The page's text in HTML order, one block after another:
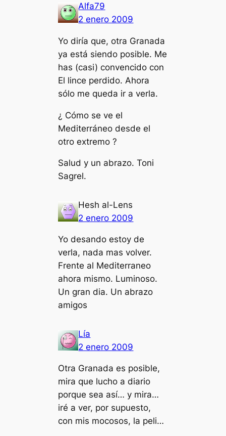
Alfa79
2 enero 2009
Yo diría que, otra Granada
ya está siendo posible. Me
has (casi) convencido con
El lince perdido. Ahora
sólo me queda ir a verla.
¿ Cómo se ve el
Mediterráneo desde el
otro extremo ?
Salud y un abrazo. Toni
Sagrel.
Hesh al-Lens
2 enero 2009
Yo desando estoy de
verla, nada mas volver.
Frente al Mediterraneo
ahora mismo. Luminoso.
Un gran dia. Un abrazo
amigos
Lía
2 enero 2009
Otra Granada es posible,
mira que lucho a diario
porque sea así… y mira…
iré a ver, por supuesto,
con mis mocosos, la peli…